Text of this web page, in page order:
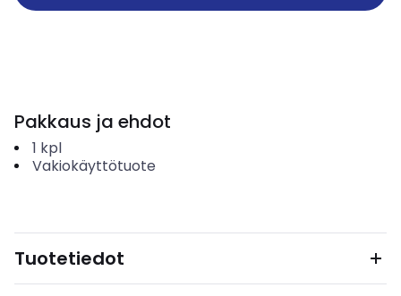
Pakkaus ja ehdot
1 kpl
Vakiokäyttötuote
Tuotetiedot